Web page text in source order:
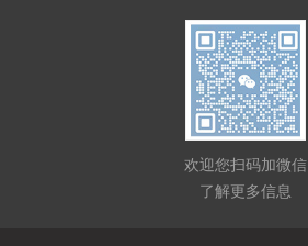
欢迎您扫码加微信
了解更多信息